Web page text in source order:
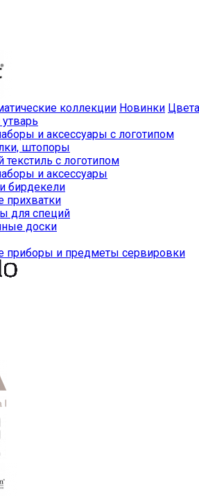
коллекции Новинки Цвета
и аксессуары с логотипом
штопоры
текстиль с логотипом
и аксессуары
бирдекели
прихватки
для специй
доски
приборы и предметы сервировки